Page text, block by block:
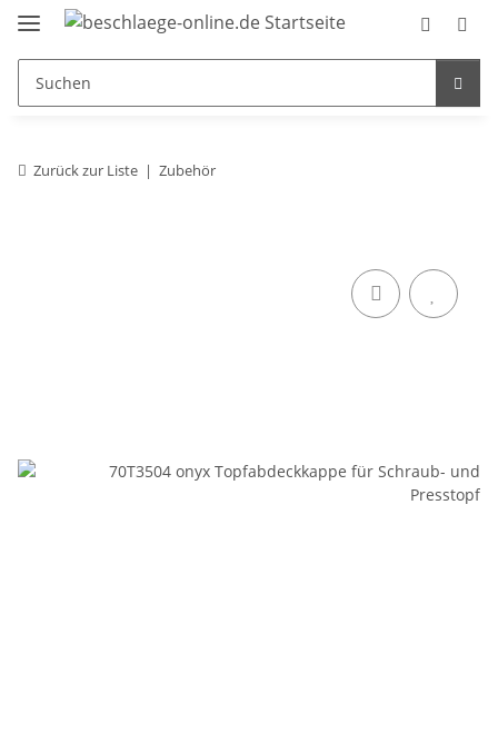
Zurück zur Liste Zubehör